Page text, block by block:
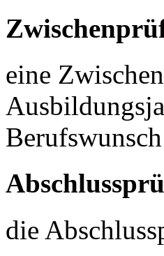
eine
die